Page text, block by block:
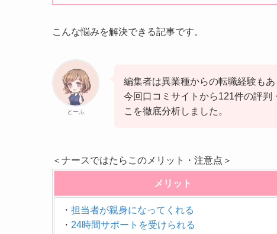
こんな悩みを解決できる記事です。
とーふ
編集者は異業種からの転職経験もあ
今回口コミサイトから121件の評判
こを徹底分析しました。
＜ナースではたらこのメリット・注意点＞
メリット
・ 担当者が親身になってくれる
・ 24時間サポートを受けられる